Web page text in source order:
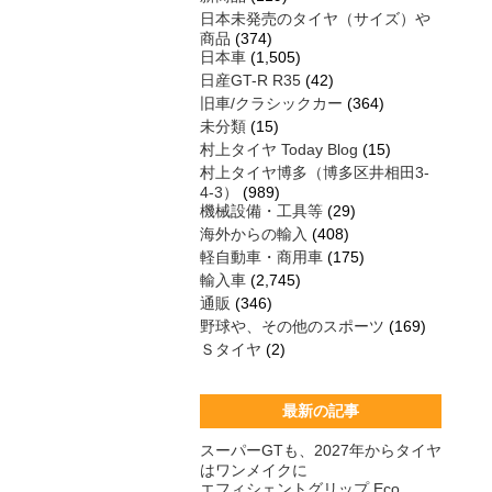
日本未発売のタイヤ（サイズ）や
商品 (374)
日本車 (1,505)
日産GT-R R35 (42)
旧車/クラシックカー (364)
未分類 (15)
村上タイヤ Today Blog (15)
村上タイヤ博多（博多区井相田3-
4-3）
(989)
機械設備・工具等 (29)
海外からの輸入 (408)
軽自動車・商用車 (175)
輸入車 (2,745)
通販 (346)
野球や、その他のスポーツ (169)
Ｓタイヤ (2)
最新の記事
スーパーGTも、2027年からタイヤ
はワンメイクに